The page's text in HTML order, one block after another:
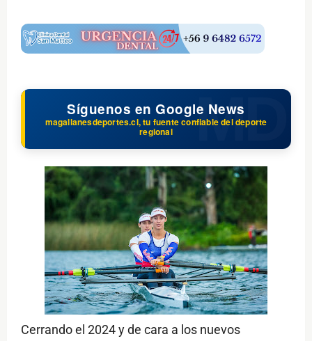
Síguenos en Google News
magallanesdeportes.cl, tu fuente confiable del deporte
regional
Cerrando el 2024 y de cara a los nuevos